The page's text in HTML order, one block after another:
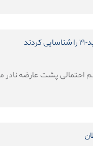
پشت عارضه نادر